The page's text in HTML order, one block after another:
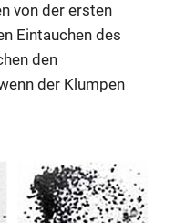
von der ersten
Eintauchen des
den
der Klumpen